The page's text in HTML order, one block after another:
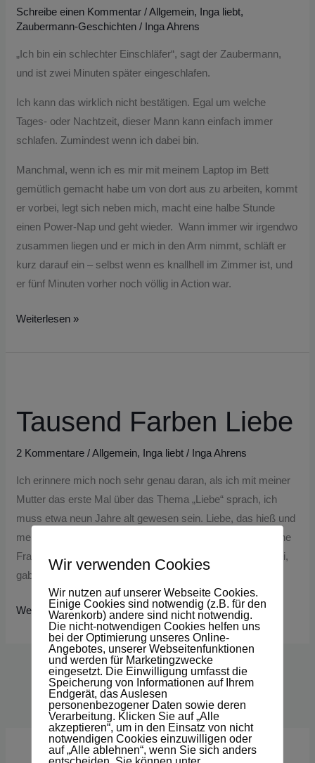
Schreibe einen Kommentar /Allgemein, Inga liebt,
Zaubermann-Geschichten / Inga Ahrens
„Ich bin ein schlechter Einschläfer“, sagt der Zaubermann,
und ist zwei Minuten später eingeschlafen.
Ich kann das wirklich nicht bestätigen. Egal um welche
Tages- oder Nachtzeit, dieser Mann kann einfach immer
schlafen. Zumindest wenn ich dabei bin.
Manchmal, wenn ich es mir mit meinem Laptop im Bett
gemütlich gemacht habe um von dort aus zu arbeiten, kommt
er vorbei, legt sich neben mich, macht eine halbe Stunde
einen Power-Nap und geht wieder. Wann immer wir irgendwo
zusammen liegen und er mich in den Arm nimmt, schläft er
kurz darauf ein – selbst wenn es knallhell im Zimmer ist, und
er fünf Minuten vorher noch völlig in Action war.
Weiterlesen »
Tausend Farben Liebe
2 Kommentare /Allgemein, Inga liebt / Inga Ahrens
Ich erinnere mich noch sehr genau daran, als ich mit meiner
Mutter das erste Mal über das Thema „Liebe“ sprach, ich
muss etwa neun Jahre alt gewesen sein. Liebe, das hieß und
meinte damals „verliebt sein“; und auf meine unvermeidliche
Frage woran ich denn erkennen würde dass ich verliebt sei,
gab sie mir die ebenso
Liebe
Weiterlesen »
Wir verwenden Cookies
Wir nutzen auf unserer Webseite Cookies.
Einige Cookies sind notwendig (z.B. für den
Warenkorb) andere sind nicht notwendig.
Die nicht-notwendigen Cookies helfen uns
bei der Optimierung unseres Online-
Angebotes, unserer Webseitenfunktionen
und werden für Marketingzwecke
eingesetzt. Die Einwilligung umfasst die
Speicherung von Informationen auf Ihrem
Endgerät, das Auslesen
personenbezogener Daten sowie deren
Verarbeitung. Klicken Sie auf „Alle
akzeptieren“, um in den Einsatz von nicht
notwendigen Cookies einzuwilligen oder
auf „Alle ablehnen“, wenn Sie sich anders